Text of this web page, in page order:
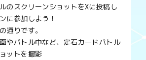
のスクリーンショットをXに投稿し
に参加しよう！
通りです。
やバトル中など、定石カードバトル
ットを撮影